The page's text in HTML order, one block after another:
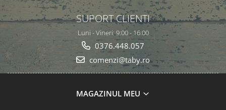
SUPORT CLIENTI
Luni - Vineri: 9:00 - 16:00
0376.448.057
comenzi@taby.ro
MAGAZINUL MEU